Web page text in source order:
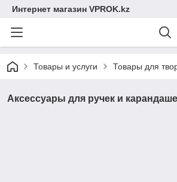
Интернет магазин VPROK.kz
Товары и услуги Товары для
Аксессуары для ручек и